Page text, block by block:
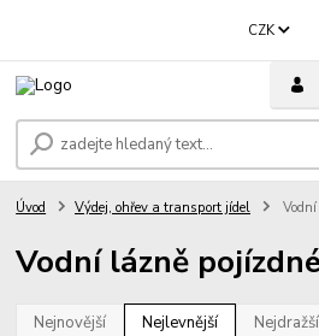
CZK
Úvod Výdej, ohřev a transport jídel
Vodní lázně pojízdné
Nejnovější Nejlevnější Nejdražší